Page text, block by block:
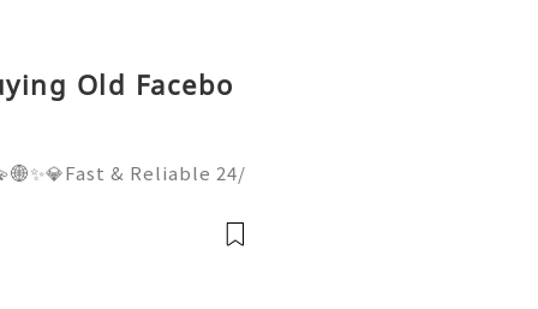
Old Facebo
& Reliable 24/
💫💎💲💫🌐✨💎Dis